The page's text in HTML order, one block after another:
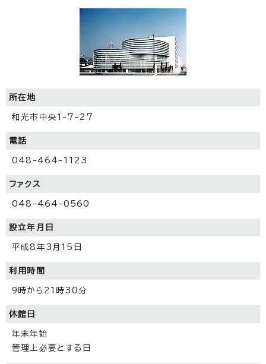
所在地
和光市中央1-7-27
電話
048-464-1123
ファクス
048-464-0560
設立年月日
平成8年3月15日
利用時間
9時から21時30分
休館日
年末年始
管理上必要とする日